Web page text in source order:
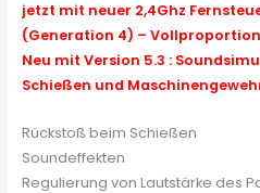
jetzt mit neuer 2,4Ghz
(Generation 4) –
Neu mit Version 5.3 :
Schießen und
Rückstoß beim Schießen
Soundeffekten
Regulierung von Lautstärke des